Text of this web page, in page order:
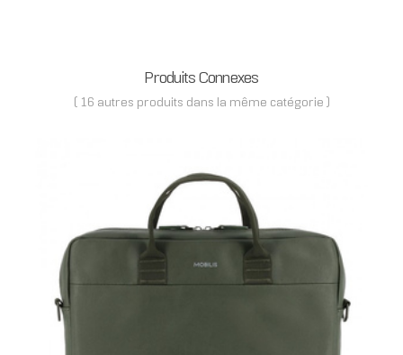
Produits Connexes
( 16 autres produits dans la même catégorie )